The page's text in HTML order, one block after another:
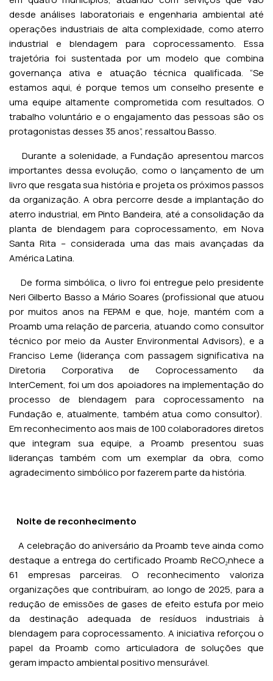
desde análises laboratoriais e engenharia ambiental até
operações industriais de alta complexidade, como aterro
industrial e blendagem para coprocessamento. Essa
trajetória foi sustentada por um modelo que combina
governança ativa e atuação técnica qualificada. “Se
estamos aqui, é porque temos um conselho presente e
uma equipe altamente comprometida com resultados. O
trabalho voluntário e o engajamento das pessoas são os
protagonistas desses 35 anos”, ressaltou Basso.
Durante a solenidade, a Fundação apresentou marcos
importantes dessa evolução, como o lançamento de um
livro que resgata sua história e projeta os próximos passos
da organização. A obra percorre desde a implantação do
aterro industrial, em Pinto Bandeira, até a consolidação da
planta de blendagem para coprocessamento, em Nova
Santa Rita – considerada uma das mais avançadas da
América Latina.
De forma simbólica, o livro foi entregue pelo presidente
Neri Gilberto Basso a Mário Soares (profissional que atuou
por muitos anos na FEPAM e que, hoje, mantém com a
Proamb uma relação de parceria, atuando como consultor
técnico por meio da Auster Environmental Advisors), e a
Franciso Leme (liderança com passagem significativa na
Diretoria Corporativa de Coprocessamento da
InterCement, foi um dos apoiadores na implementação do
processo de blendagem para coprocessamento na
Fundação e, atualmente, também atua como consultor).
Em reconhecimento aos mais de 100 colaboradores diretos
que integram sua equipe, a Proamb presentou suas
lideranças também com um exemplar da obra, como
agradecimento simbólico por fazerem parte da história.
Noite de reconhecimento
A celebração do aniversário da Proamb teve ainda como
destaque a entrega do certificado Proamb ReCO₂nhece a
61 empresas parceiras. O reconhecimento valoriza
organizações que contribuíram, ao longo de 2025, para a
redução de emissões de gases de efeito estufa por meio
da destinação adequada de resíduos industriais à
blendagem para coprocessamento. A iniciativa reforçou o
papel da Proamb como articuladora de soluções que
geram impacto ambiental positivo mensurável.